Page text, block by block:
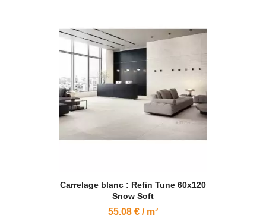
Carrelage blanc : Refin Tune 60x120
Snow Soft
55.08 € / m²